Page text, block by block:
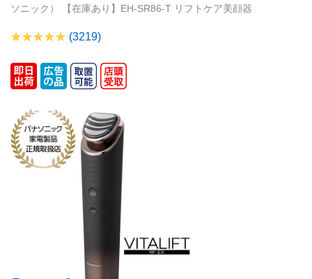
ソニック） 【在庫あり】EH-SR86-T リフトケア美顔器
(3219)